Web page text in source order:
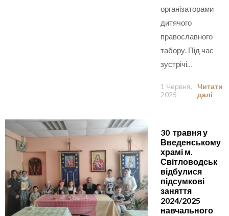
організаторами
дитячого
православного
табору. Під час
зустрічі…
1 Червня,
2025
Читати
далі
30 травня у
Введенському
храмі м.
Світловодськ
відбулися
підсумкові
заняття
2024/2025
навчального